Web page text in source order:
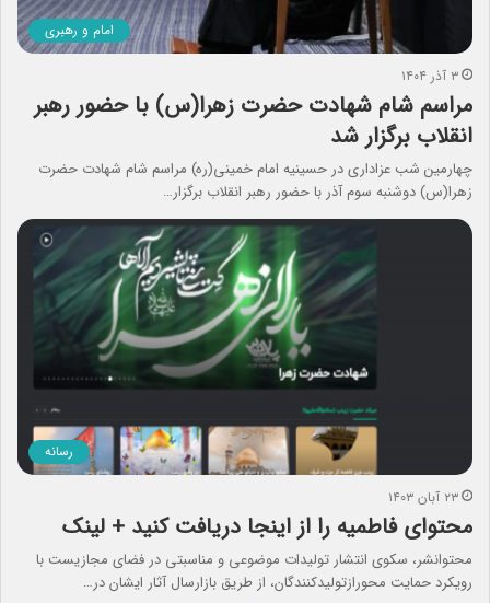
امام و رهبری
۳ آذر ۱۴۰۴
مراسم شام شهادت حضرت زهرا(س) با حضور رهبر
انقلاب برگزار شد
چهارمین شب عزاداری در حسینیه امام خمینی(ره) مراسم شام شهادت حضرت
زهرا(س) دوشنبه سوم آذر با حضور رهبر انقلاب برگزار…
رسانه
۲۳ آبان ۱۴۰۳
محتوای فاطمیه را از اینجا دریافت کنید + لینک
محتوانشر، سکوی انتشار تولیدات موضوعی و مناسبتی در فضای مجازیست با
رویکرد حمایت محورازتولیدکنندگان، از طریق بازارسال آثار ایشان در…